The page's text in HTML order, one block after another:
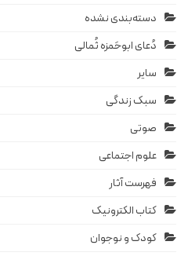
دسته‌بندی نشده
دُعای ابوحَمزه ثُمالی
سایر
سبک زندگی
صوتی
علوم اجتماعی
فهرست آثار
کتاب الکترونیک
کودک و نوجوان